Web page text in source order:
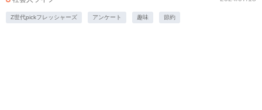
Z世代pickフレッシャーズ アンケート 趣味 節約